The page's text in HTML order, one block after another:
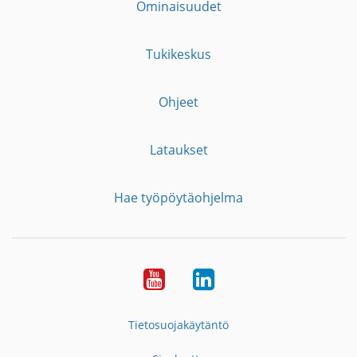
Ominaisuudet
Tukikeskus
Ohjeet
Lataukset
Hae työpöytäohjelma
YouTubeLinkedIn
Tietosuojakäytäntö